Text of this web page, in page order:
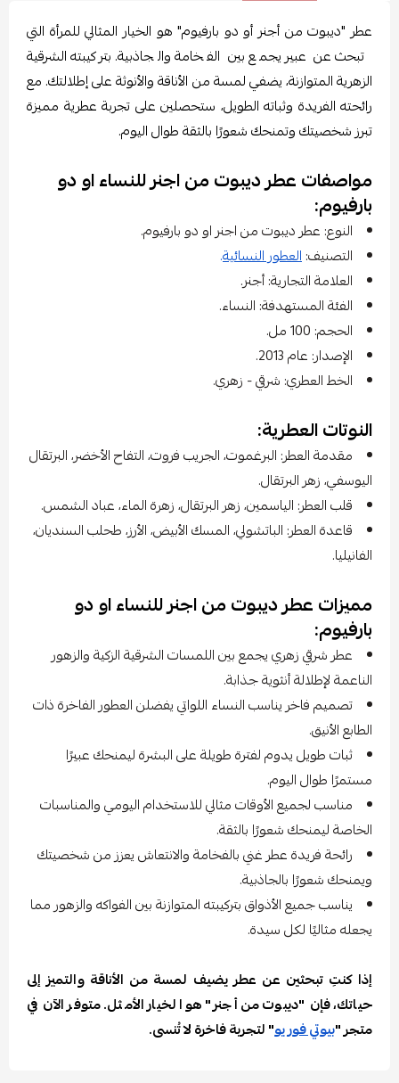
عطر "ديبوت من أجنر أو دو بارفيوم" هو الخيار المثالي للمرأة التي
تبحث عن عبير يجمع بين الفخامة والجاذبية. بتركيبته الشرقية
الزهرية المتوازنة، يضفي لمسة من الأناقة والأنوثة على إطلالتك. مع
رائحته الفريدة وثباته الطويل، ستحصلين على تجربة عطرية مميزة
تبرز شخصيتك وتمنحك شعورًا بالثقة طوال اليوم.
مواصفات عطر ديبوت من اجنر للنساء او دو
بارفيوم:
النوع: عطر ديبوت من اجنر او دو بارفيوم.
التصنيف:العطور النسائية.
العلامة التجارية: أجنر.
الفئة المستهدفة: النساء.
الحجم: 100 مل.
الإصدار: عام 2013.
الخط العطري: شرقي - زهري.
النوتات العطرية:
مقدمة العطر: البرغموت، الجريب فروت، التفاح الأخضر، البرتقال
اليوسفي، زهر البرتقال.
قلب العطر: الياسمين، زهر البرتقال، زهرة الماء، عباد الشمس.
قاعدة العطر: الباتشولي، المسك الأبيض، الأرز، طحلب السنديان،
الفانيليا.
مميزات عطر ديبوت من اجنر للنساء او دو
بارفيوم:
عطر شرقي زهري يجمع بين اللمسات الشرقية الزكية والزهور
الناعمة لإطلالة أنثوية جذابة.
تصميم فاخر يناسب النساء اللواتي يفضلن العطور الفاخرة ذات
الطابع الأنيق.
ثبات طويل يدوم لفترة طويلة على البشرة ليمنحك عبيرًا
مستمرًا طوال اليوم.
مناسب لجميع الأوقات مثالي للاستخدام اليومي والمناسبات
الخاصة ليمنحك شعورًا بالثقة.
رائحة فريدة عطر غني بالفخامة والانتعاش يعزز من شخصيتك
ويمنحك شعورًا بالجاذبية.
يناسب جميع الأذواق بتركيبته المتوازنة بين الفواكه والزهور مما
يجعله مثاليًا لكل سيدة.
إذا كنتِ تبحثين عن عطر يضيف لمسة من الأناقة والتميز إلى
حياتك، فإن "ديبوت من أجنر" هو الخيار الأمثل. متوفر الآن في
متجر "بيوتي فور يو" لتجربة فاخرة لا تُنسى.